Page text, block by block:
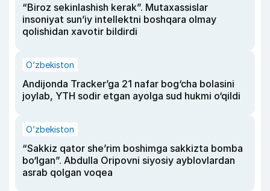
“Biroz sekinlashish kerak”. Mutaxassislar
insoniyat sun’iy intellektni boshqara olmay
qolishidan xavotir bildirdi
O‘zbekiston
Andijonda Tracker’ga 21 nafar bog‘cha bolasini
joylab, YTH sodir etgan ayolga sud hukmi o‘qildi
O‘zbekiston
“Sakkiz qator she’rim boshimga sakkizta bomba
bo‘lgan”. Abdulla Oripovni siyosiy ayblovlardan
asrab qolgan voqea